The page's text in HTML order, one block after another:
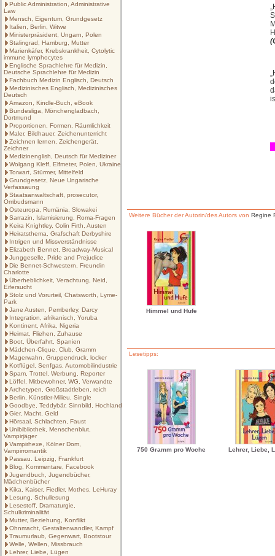
Public Administration, Administrative
Law
Mensch, Eigentum, Grundgesetz
Italien, Berlin, Witwe
Ministerpräsident, Ungarn, Polen
Stalingrad, Hamburg, Mutter
Marienkäfer, Krebskrankheit, Cytolytic
immune lymphocytes
Englische Sprachlehre für Medizin,
Deutsche Sprachlehre für Medizin
Fachbuch Medizin Englisch, Deutsch
Medizinisches Englisch, Medizinisches
Deutsch
Amazon, Kindle-Buch, eBook
Bundesliga, Mönchengladbach,
Dortmund
Proportionen, Formen, Räumlichkeit
Maler, Bildhauer, Zeichenunterricht
Zeichnen lernen, Zeichengerät,
Zeichner
Medizinenglish, Deutsch für Mediziner
Wolgang Kleff, Elfmeter, Polen, Ukraine
Torwart, Stürmer, Mittelfeld
Grundgesetz, Neue Ungarische
Verfassaung
Staatsanwaltschaft, prosecutor,
Ombudsmann
Osteuropa, Rumänia, Slowakei
Sarrazin, Islamisierung, Roma-Fragen
Keira Knightley, Colin Firth, Austen
Heiratsthema, Grafschaft Derbyshire
Intrigen und Missverständnisse
Elizabeth Bennet, Broadway-Musical
Junggeselle, Pride and Prejudice
Die Bennet-Schwestern, Freundin
Charlotte
Überheblichkeit, Verachtung, Neid,
Eifersucht
Stolz und Vorurteil, Chatsworth, Lyme-
Park
Jane Austen, Pemberley, Darcy
Integration, afrikanisch, Yoruba
Kontinent, Afrika, Nigeria
Heimat, Fliehen, Zuhause
Boot, Überfahrt, Spanien
Mädchen-Clique, Club, Gramm
Magerwahn, Gruppendruck, locker
Kotflügel, Senfgas, Automobilindustrie
Spam, Trottel, Werbung, Reporter
Löffel, Mitbewohner, WG, Verwandte
Archetypen, Großstadtleben, reich
Berlin, Künstler-Milieu, Single
Goodbye, Teddybär, Sinnbild, Hochland
Gier, Macht, Geld
Hörsaal, Schlachten, Faust
Unibibliothek, Menschenblut,
Vampirjäger
Vampirhexe, Kölner Dom,
Vampirromantik
Passau. Leipzig, Frankfurt
Blog, Kommentare, Facebook
Jugendbuch, Jugendbücher,
Mädchenbücher
Kika, Kaiser, Fiedler, Mothes, LeHuray
Lesung, Schullesung
Lesestoff, Dramaturgie,
Schulkriminalität
Mutter, Beziehung, Konflikt
Ohnmacht, Gestaltenwandler, Kampf
Traumurlaub, Gegenwart, Bootstour
Welle, Wellen, Missbrauch
Lehrer, Liebe, Lügen
Weitere Bücher der Autorin/des Autors von Regine
Himmel und Hufe
Lesetipps:
750 Gramm pro Woche Lehrer, Liebe,